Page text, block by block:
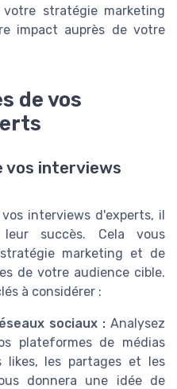
stratégie marketing
impact auprès de votre
de vos
vos interviews
interviews d'experts, il
succès. Cela vous
marketing et de
de votre audience cible.
à considérer :
sociaux : Analysez
plateformes de médias
likes, les partages et les
donnera une idée de